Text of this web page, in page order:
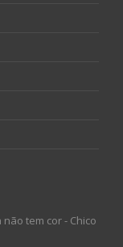
tem cor - Chico